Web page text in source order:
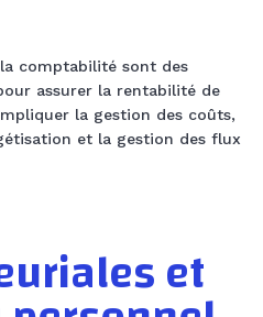
comptabilité sont des
assurer la rentabilité de
la gestion des coûts,
et la gestion des flux
et